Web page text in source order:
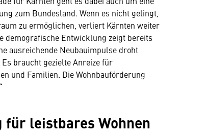
zum Bundesland. Wenn es nicht gelingt,
zu ermöglichen, verliert Kärnten weiter
demografische Entwicklung zeigt bereits
ausreichende Neubauimpulse droht
braucht gezielte Anreize für
und Familien. Die Wohnbauförderung
für leistbares Wohnen